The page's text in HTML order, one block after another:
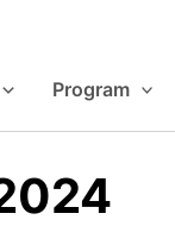
Program